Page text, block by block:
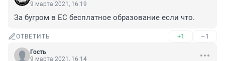
9 марта 2021, 16:19
За бугром в ЕС бесплатное образование если что.
ОТВЕТИТЬ +1 –1
Гость
9 марта 2021, 16:14